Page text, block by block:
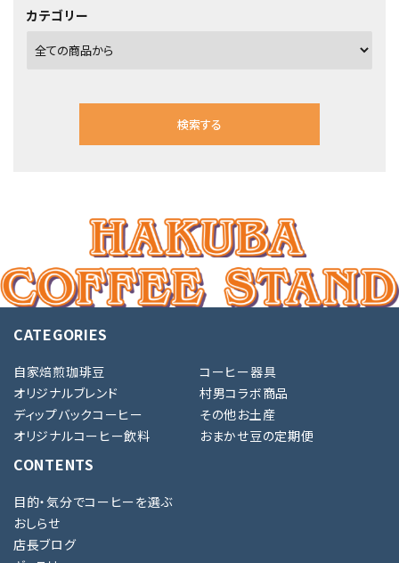
カテゴリー
検索する
キーワード
カテゴリー
CATEGORIES
自家焙煎珈琲豆
コーヒー器具
オリジナルブレンド
村男コラボ商品
ディップバックコーヒー
その他お土産
オリジナルコーヒー飲料
おまかせ豆の定期便
CONTENTS
目的・気分でコーヒーを選ぶ
おしらせ
店長ブログ